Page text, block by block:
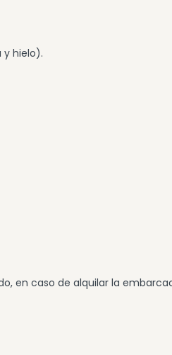
y hielo).
en caso de alquilar la